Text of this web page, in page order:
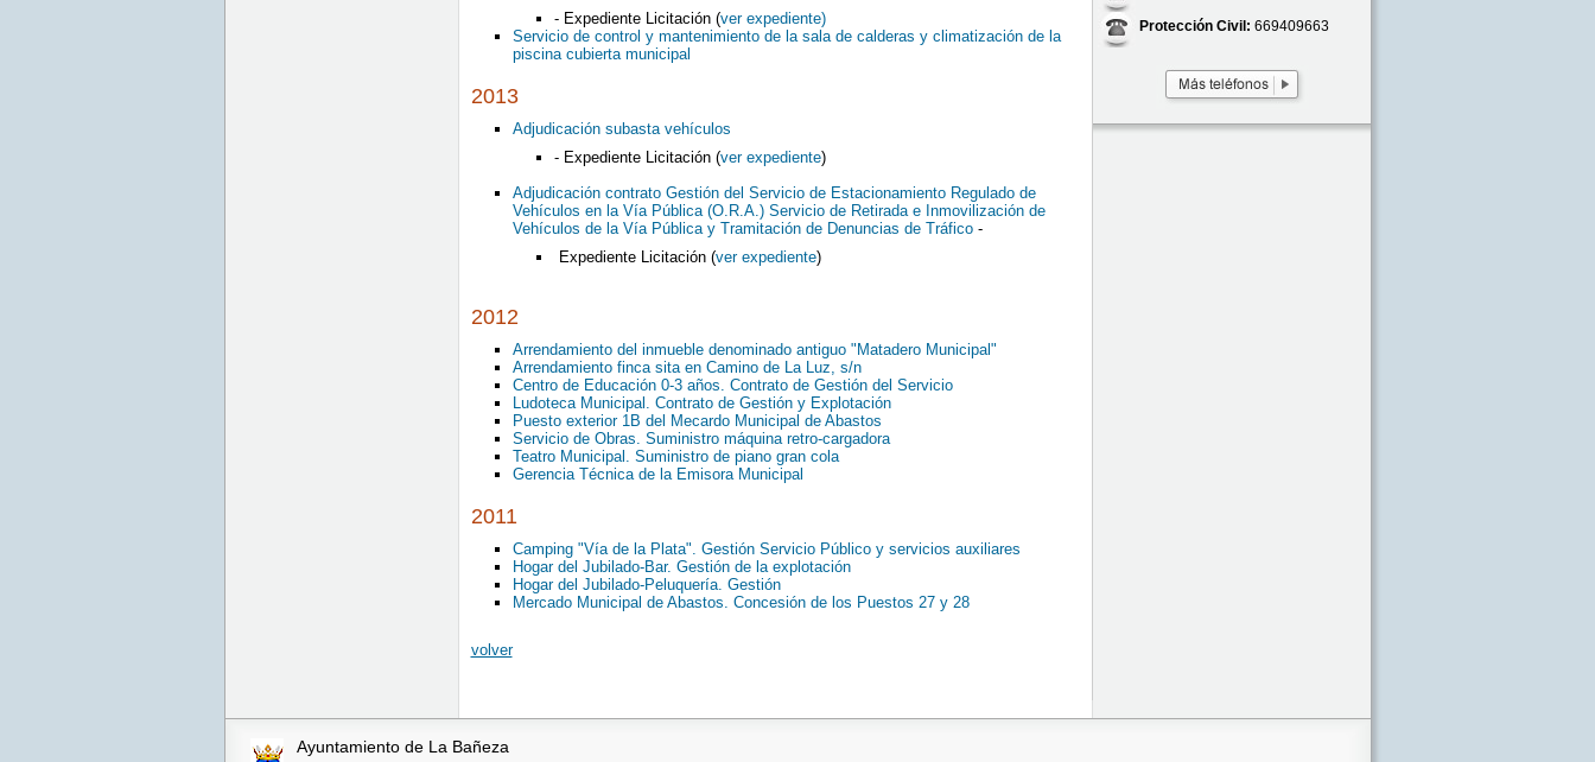
- Expediente Licitación (ver expediente)
Servicio de control y mantenimiento de la sala de calderas y climatización de la
piscina cubierta municipal
2013
Adjudicación subasta vehículos
- Expediente Licitación (ver expediente)
Adjudicación contrato Gestión del Servicio de Estacionamiento Regulado de
Vehículos en la Vía Pública (O.R.A.) Servicio de Retirada e Inmovilización de
Vehículos de la Vía Pública y Tramitación de Denuncias de Tráfico-
Expediente Licitación (ver expediente)
2012
Arrendamiento del inmueble denominado antiguo "Matadero Municipal"
Arrendamiento finca sita en Camino de La Luz, s/n
Centro de Educación 0-3 años. Contrato de Gestión del Servicio
Ludoteca Municipal. Contrato de Gestión y Explotación
Puesto exterior 1B del Mecardo Municipal de Abastos
Servicio de Obras. Suministro máquina retro-cargadora
Teatro Municipal. Suministro de piano gran cola
Gerencia Técnica de la Emisora Municipal
2011
Camping "Vía de la Plata". Gestión Servicio Público y servicios auxiliares
Hogar del Jubilado-Bar. Gestión de la explotación
Hogar del Jubilado-Peluquería. Gestión
Mercado Municipal de Abastos. Concesión de los Puestos 27 y 28
volver
Protección Civil: 669409663
Ayuntamiento de La Bañeza